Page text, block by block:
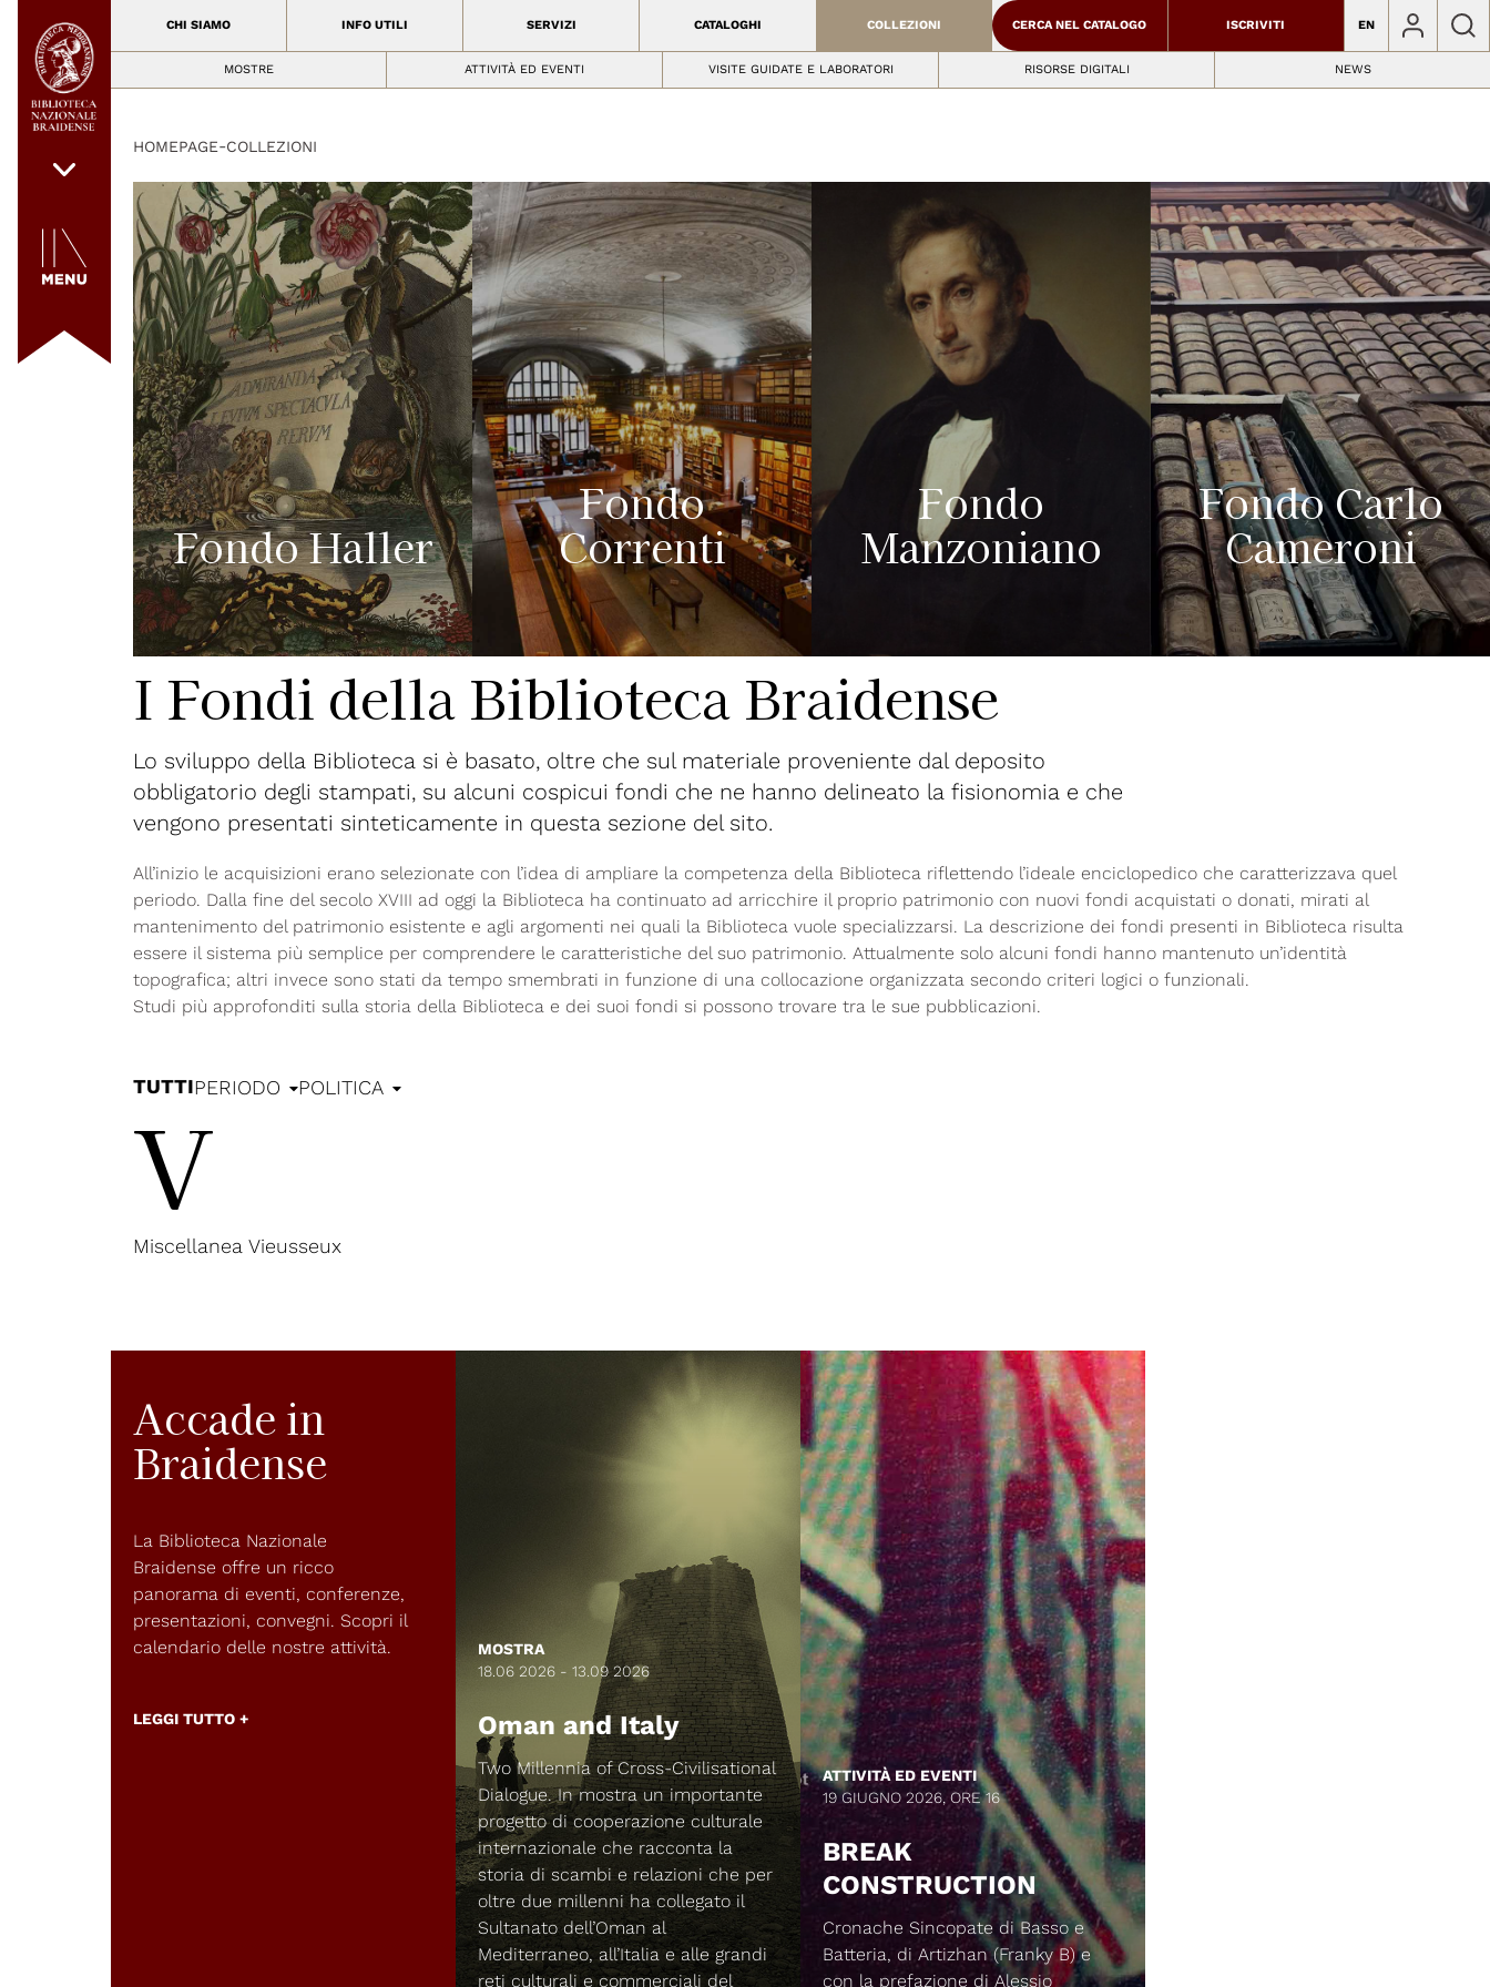
CHI SIAMO INFO UTILI SERVIZI CATALOGHI COLLEZIONI CERCA NEL CATALOGO ISCRIVITI EN
MOSTRE ATTIVITÀ ED EVENTI VISITE GUIDATE E LABORATORI RISORSE DIGITALI NEWS
HOMEPAGE-COLLEZIONI
Fondo Haller
Fondo
Correnti
Fondo
Manzoniano
Fondo Carlo
Cameroni
I Fondi della Biblioteca Braidense
Lo sviluppo della Biblioteca si è basato, oltre che sul materiale proveniente dal deposito
obbligatorio degli stampati, su alcuni cospicui fondi che ne hanno delineato la fisionomia e che
vengono presentati sinteticamente in questa sezione del sito.
All’inizio le acquisizioni erano selezionate con l’idea di ampliare la competenza della Biblioteca riflettendo l’ideale enciclopedico che caratterizzava quel
periodo. Dalla fine del secolo XVIII ad oggi la Biblioteca ha continuato ad arricchire il proprio patrimonio con nuovi fondi acquistati o donati, mirati al
mantenimento del patrimonio esistente e agli argomenti nei quali la Biblioteca vuole specializzarsi. La descrizione dei fondi presenti in Biblioteca risulta
essere il sistema più semplice per comprendere le caratteristiche del suo patrimonio. Attualmente solo alcuni fondi hanno mantenuto un’identità
topografica; altri invece sono stati da tempo smembrati in funzione di una collocazione organizzata secondo criteri logici o funzionali.
Studi più approfonditi sulla storia della Biblioteca e dei suoi fondi si possono trovare tra le sue pubblicazioni.
TUTTIPERIODO POLITICA
V
Miscellanea Vieusseux
Accade in
Braidense
La Biblioteca Nazionale
Braidense offre un ricco
panorama di eventi, conferenze,
presentazioni, convegni. Scopri il
calendario delle nostre attività.
LEGGI TUTTO +
MOSTRA
18.06 2026 - 13.09 2026
Oman and Italy
Two Millennia of Cross-Civilisational
Dialogue. In mostra un importante
progetto di cooperazione culturale
internazionale che racconta la
storia di scambi e relazioni che per
oltre due millenni ha collegato il
Sultanato dell’Oman al
Mediterraneo, all’Italia e alle grandi
reti culturali e commerciali del
ATTIVITÀ ED EVENTI
19 GIUGNO 2026, ORE 16
BREAK
CONSTRUCTION
Cronache Sincopate di Basso e
Batteria, di Artizhan (Franky B) e
con la prefazione di Alessio